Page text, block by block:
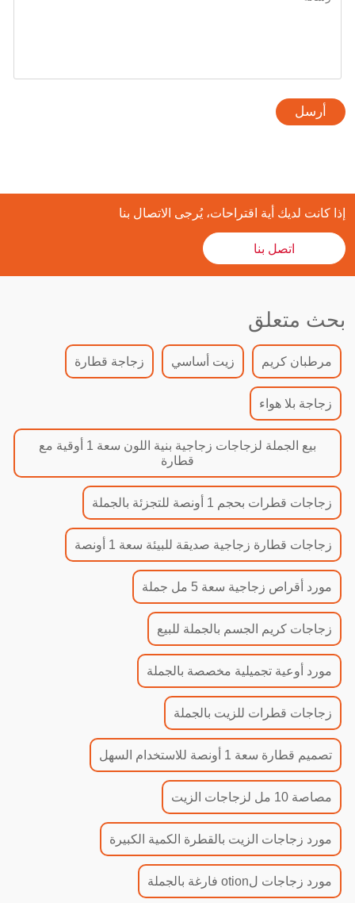
أرسل
إذا كانت لديك أية اقتراحات، يُرجى الاتصال بنا
اتصل بنا
بحث متعلق
مرطبان كريم زيت أساسي زجاجة قطارة
زجاجة بلا هواء
بيع الجملة لزجاجات زجاجية بنية اللون سعة 1 أوقية مع
قطارة
زجاجات قطرات بحجم 1 أونصة للتجزئة بالجملة
زجاجات قطارة زجاجية صديقة للبيئة سعة 1 أونصة
مورد أقراص زجاجية سعة 5 مل جملة
زجاجات كريم الجسم بالجملة للبيع
مورد أوعية تجميلية مخصصة بالجملة
زجاجات قطرات للزيت بالجملة
تصميم قطارة سعة 1 أونصة للاستخدام السهل
مصاصة 10 مل لزجاجات الزيت
مورد زجاجات الزيت بالقطرة الكمية الكبيرة
مورد زجاجات لotion فارغة بالجملة